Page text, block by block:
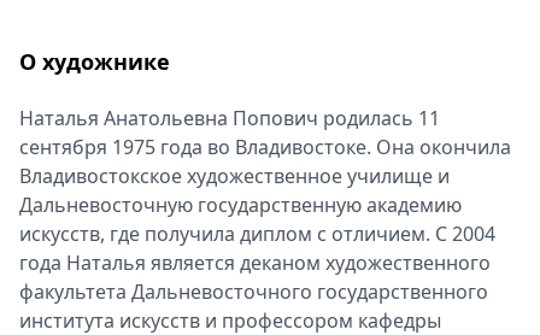
О художнике
Наталья Анатольевна Попович родилась 11
сентября 1975 года во Владивостоке. Она окончила
Владивостокское художественное училище и
Дальневосточную государственную академию
искусств, где получила диплом с отличием. С 2004
года Наталья является деканом художественного
факультета Дальневосточного государственного
института искусств и профессором кафедры